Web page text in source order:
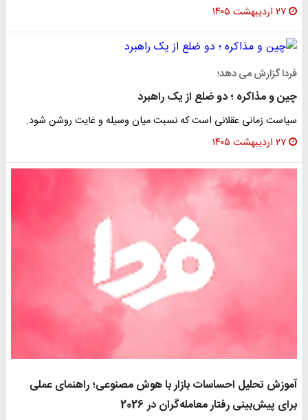
۲۷ اردیبهشت ۱۴۰۵
فردا گزارش می دهد؛
چین و مذاکره ؛ دو ضلع از یک راهبرد
سیاست زمانی عقلانی است که نسبت میان وسیله و غایت روشن شود.
۲۷ اردیبهشت ۱۴۰۵
آموزش تحلیل احساسات بازار با هوش مصنوعی؛ راهنمای عملی
برای پیش‌بینی رفتار معامله‌گران در 2026